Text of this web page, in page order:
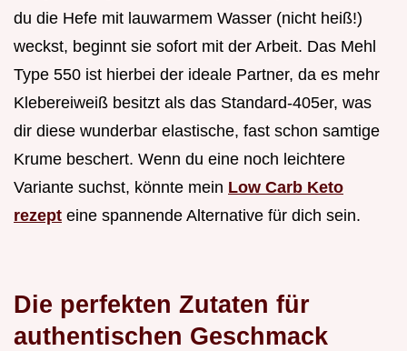
du die Hefe mit lauwarmem Wasser (nicht heiß!)
weckst, beginnt sie sofort mit der Arbeit. Das Mehl
Type 550 ist hierbei der ideale Partner, da es mehr
Klebereiweiß besitzt als das Standard-405er, was
dir diese wunderbar elastische, fast schon samtige
Krume beschert. Wenn du eine noch leichtere
Variante suchst, könnte mein Low Carb Keto
rezept eine spannende Alternative für dich sein.
Die perfekten Zutaten für
authentischen Geschmack